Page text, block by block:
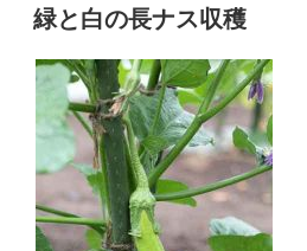
稿
日:
緑と白の長ナス収穫